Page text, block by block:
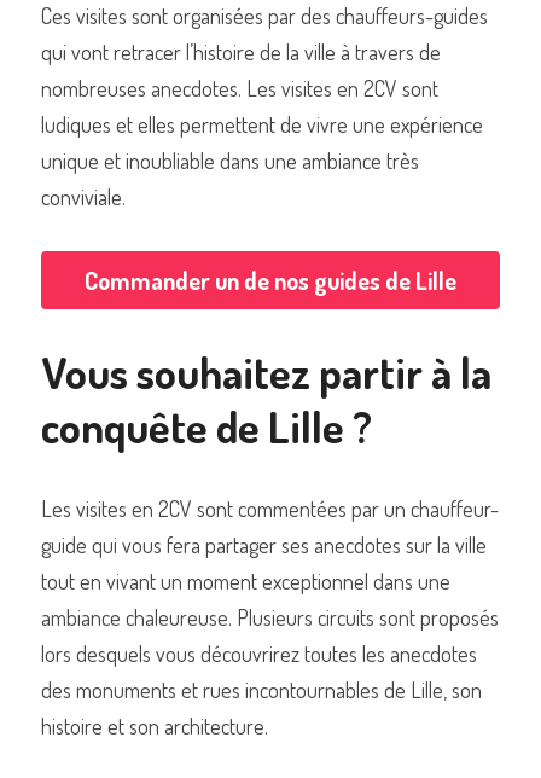
Commander un de nos livres sur Lille
Ces visites sont organisées par des chauffeurs-guides
qui vont retracer l’histoire de la ville à travers de
nombreuses anecdotes. Les visites en 2CV sont
ludiques et elles permettent de vivre une expérience
unique et inoubliable dans une ambiance très
conviviale.
Commander un de nos guides de Lille
Vous souhaitez partir à la
conquête de Lille ?
Les visites en 2CV sont commentées par un chauffeur-
guide qui vous fera partager ses anecdotes sur la ville
tout en vivant un moment exceptionnel dans une
ambiance chaleureuse. Plusieurs circuits sont proposés
lors desquels vous découvrirez toutes les anecdotes
des monuments et rues incontournables de Lille, son
histoire et son architecture.